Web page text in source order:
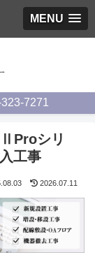
MENU
7271
シリ
工事
2026.07.11